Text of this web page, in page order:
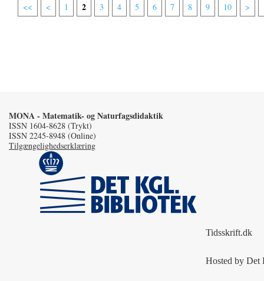
<< < 1 2 3 4 5 6 7 8 9 10 >
MONA - Matematik- og Naturfagsdidaktik
ISSN 1604-8628 (Trykt)
ISSN 2245-8948 (Online)
Tilgængelighedserklæring